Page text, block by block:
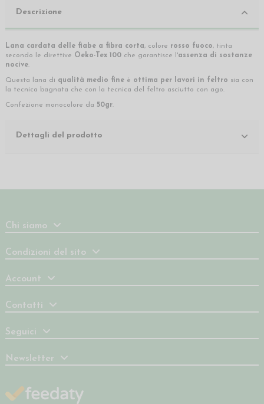
Descrizione
Lana cardata delle fiabe a fibra corta, colore rosso fuoco, tinta
secondo le direttive Oeko-Tex 100 che garantisce l'assenza di sostanze
nocive.
Questa lana di qualità medio fine è ottima per lavori in feltro sia con
la tecnica bagnata che con la tecnica del feltro asciutto con ago.
Confezione monocolore da 50gr.
Dettagli del prodotto
Chi siamo
Condizioni del sito
Account
Contatti
Seguici
Newsletter